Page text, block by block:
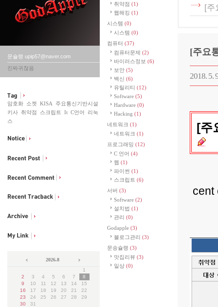
문슐랭 upip57@naver.com
진짜귀찮음
암호화 소켓 KISA
주요통신기반시설
키사 취약점 스크립트 It C언어
리눅
스
2026.8
1
2
3 4 5 6 7
8
9
10 11 12 13 14
15
16
17 18 19 20 21
22
23
24 25 26 27 28
29
30
31
취약점 (1)
웹해킹 (1)
시스템 (0)
시스템 (0)
컴퓨터 (37)
컴퓨터문제 (2)
바이러스정보 (6)
보안 (5)
백신 (6)
유틸리티 (12)
Software (5)
Hardware (0)
Hacking (1)
네트워크 (1)
네트워크 (1)
프로그래밍 (12)
C 언어 (4)
웹 (1)
파이썬 (1)
스크립트 (6)
서버 (3)
Software (2)
설치법 (1)
관리 (0)
Godapple (3)
블로그관리 (3)
문송슐랭 (3)
맛집리뷰 (3)
일상 (0)
[주
[주요
2018. 5.
[주
cent